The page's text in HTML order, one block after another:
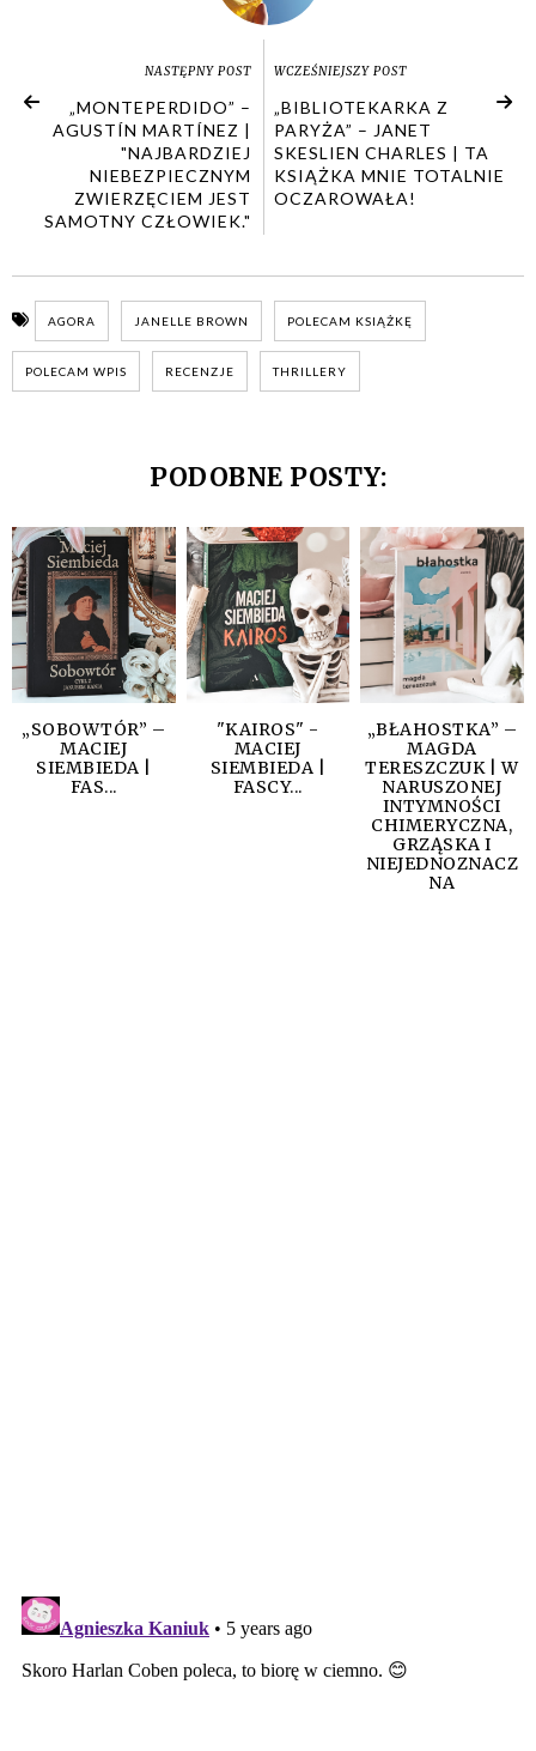
NASTĘPNY POST
„MONTEPERDIDO” –
AGUSTÍN MARTÍNEZ |
"NAJBARDZIEJ
NIEBEZPIECZNYM
ZWIERZĘCIEM JEST
SAMOTNY CZŁOWIEK."
WCZEŚNIEJSZY POST
„BIBLIOTEKARKA Z
PARYŻA” – JANET
SKESLIEN CHARLES | TA
KSIĄŻKA MNIE TOTALNIE
OCZAROWAŁA!
AGORA JANELLE BROWN POLECAM KSIĄŻKĘ
POLECAM WPIS RECENZJE THRILLERY
PODOBNE POSTY:
„SOBOWTÓR” –
MACIEJ
SIEMBIEDA |
FAS...
"KAIROS" -
MACIEJ
SIEMBIEDA |
FASCY...
„BŁAHOSTKA” –
MAGDA
TERESZCZUK | W
NARUSZONEJ
INTYMNOŚCI
CHIMERYCZNA,
GRZĄSKA I
NIEJEDNOZNACZ
NA